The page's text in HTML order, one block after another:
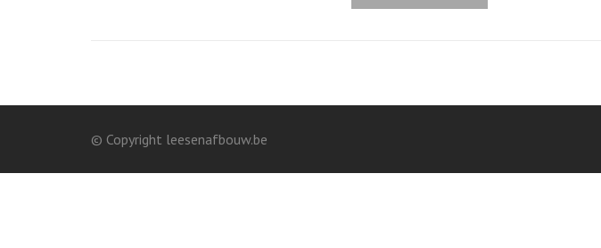
© Copyright leesenafbouw.be